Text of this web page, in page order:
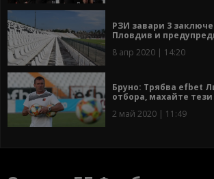
РЗИ завари 3
Пловдив и
8 апр 2020 | 14:20
Бруно: Трябва efbet
отбора, махайте
2 май 2020 | 11:49